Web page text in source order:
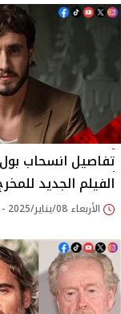
تفاصيل انسحاب
الفيلم الجديد
الأربعاء 08/يناير/2025 - 05:48 م